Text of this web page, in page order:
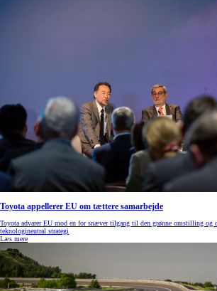
Toyota appellerer EU om tættere samarbejde
Toyota advarer EU mod en for snæver tilgang til den grønne omstilling og
teknologineutral strategi
Læs mere